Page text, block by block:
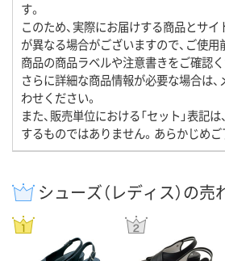
す。
このため、実際にお届けする商品とサ
が異なる場合がございますので、ご使
商品の商品ラベルや注意書きをご確認く
さらに詳細な商品情報が必要な場合は
わせください。
また、販売単位における「セット」表記
するものではありません。あらかじめご
シューズ（レディス）の